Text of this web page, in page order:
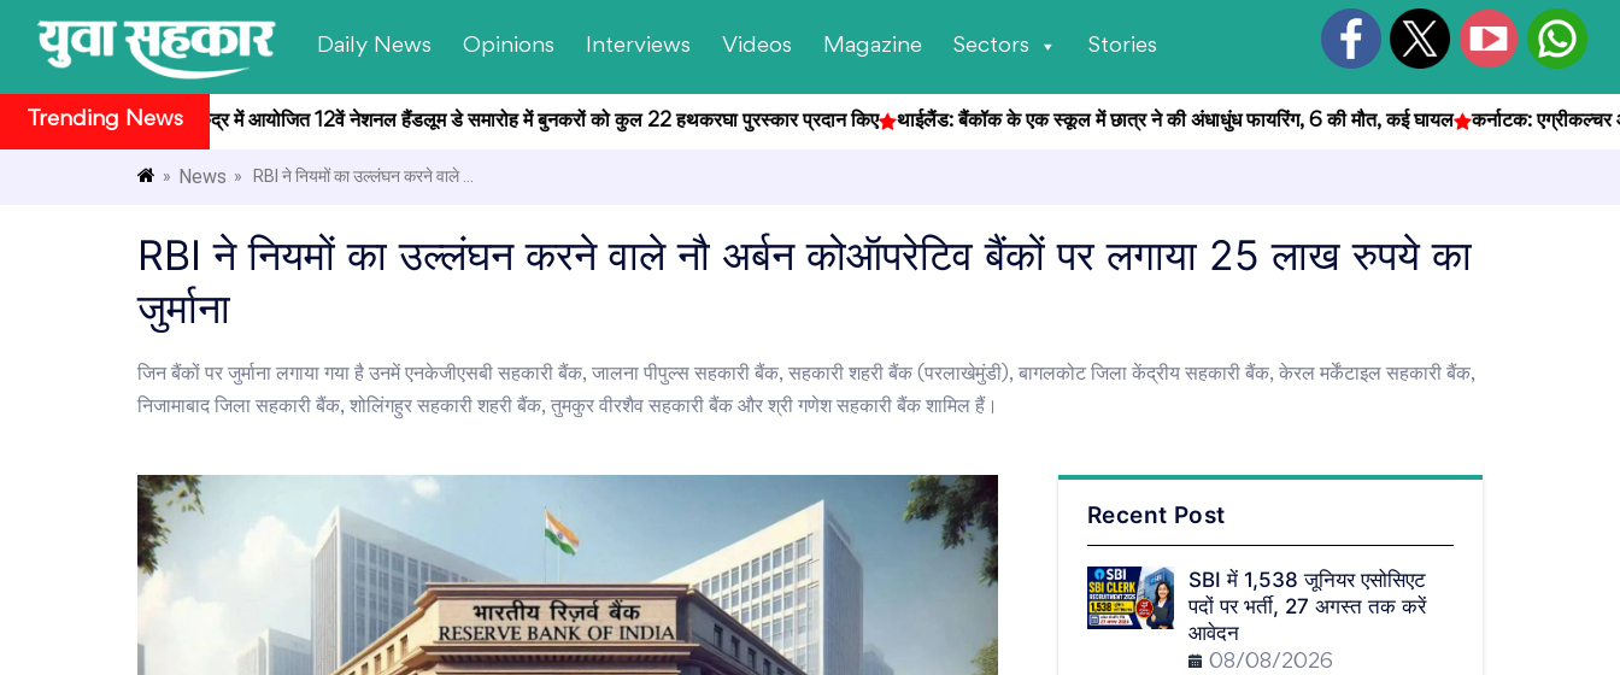
Daily News Opinions Interviews Videos Magazine Sectors Stories
Trending News
भवन सांस्कृतिक केंद्र में आयोजित 12वें नेशनल हैंडलूम डे समारोह में बुनकरों को कुल 22 हथकरघा पुरस्कार प्रदान किए थाईलैंड: बैंकॉक के एक स्कूल में छात्र ने की अंधाधुंध फायरिंग, 6 की मौत, कई घायल कर्नाटक: एग्रीकल्चर ऑफिसर
» News » RBI ने नियमों का उल्लंघन करने वाले ...
RBI ने नियमों का उल्लंघन करने वाले नौ अर्बन कोऑपरेटिव बैंकों पर लगाया 25 लाख रुपये का
जुर्माना
जिन बैंकों पर जुर्माना लगाया गया है उनमें एनकेजीएसबी सहकारी बैंक, जालना पीपुल्स सहकारी बैंक, सहकारी शहरी बैंक (परलाखेमुंडी), बागलकोट जिला केंद्रीय सहकारी बैंक, केरल मर्केंटाइल सहकारी बैंक,
निजामाबाद जिला सहकारी बैंक, शोलिंगहुर सहकारी शहरी बैंक, तुमकुर वीरशैव सहकारी बैंक और श्री गणेश सहकारी बैंक शामिल हैं।
Recent Post
SBI में 1,538 जूनियर एसोसिएट
पदों पर भर्ती, 27 अगस्त तक करें
आवेदन
08/08/2026